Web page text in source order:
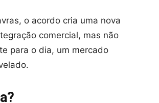
o acordo cria uma nova
comercial, mas não
para o dia, um mercado